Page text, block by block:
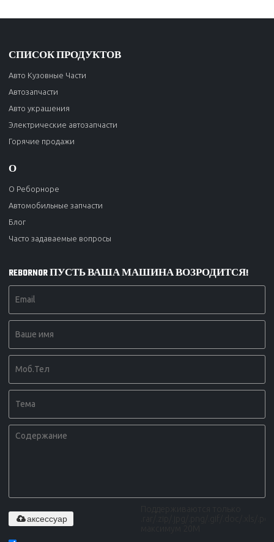
СПИСОК ПРОДУКТОВ
Авто Кузовные Части
Автозапчасти
Авто украшения
Электрические автозапчасти
Горячие продажи
О
О Реборноре
Автомобильные запчасти
Блог
Часто задаваемые вопросы
REBORNOR ПУСТЬ ВАША МАШИНА ВОЗРОДИТСЯ!
аксессуар